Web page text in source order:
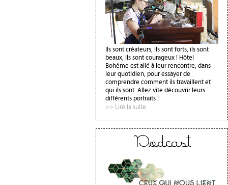
Ils sont créateurs, ils sont forts, ils sont
beaux, ils sont courageux ! Hôtel
Bohême est allé à leur rencontre, dans
leur quotidien, pour essayer de
comprendre comment ils travaillent et
qui ils sont. Allez vite découvrir leurs
différents portraits !
>> Lire la suite
Podcast